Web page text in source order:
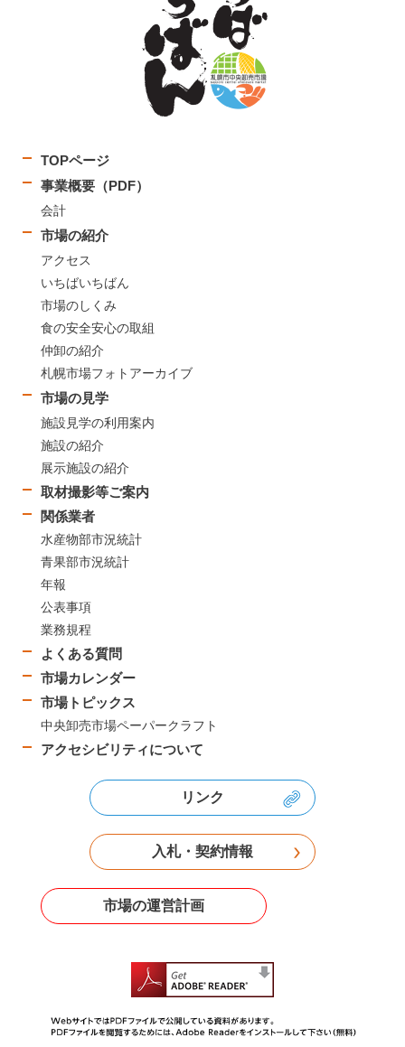
TOPページ
事業概要（PDF）
会計
市場の紹介
アクセス
いちばいちばん
市場のしくみ
食の安全安心の取組
仲卸の紹介
札幌市場フォトアーカイブ
市場の見学
施設見学の利用案内
施設の紹介
展示施設の紹介
取材撮影等ご案内
関係業者
水産物部市況統計
青果部市況統計
年報
公表事項
業務規程
よくある質問
市場カレンダー
市場トピックス
中央卸売市場ペーパークラフト
アクセシビリティについて
リンク
入札・契約情報
市場の運営計画